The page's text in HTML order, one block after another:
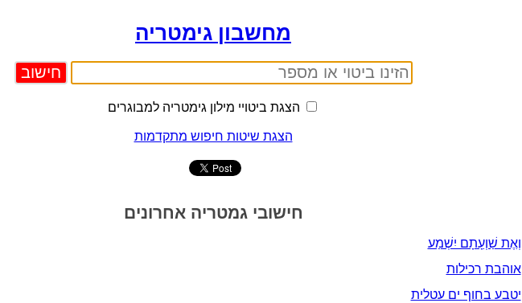
מחשבון גימטריה
הצגת ביטויי מילון גימטריה למבוגרים
הצגת שיטות חיפוש מתקדמות
חישובי גמטריה אחרונים
וְאֶת שַׁוְעָתָם יִשְׁמַע
אוהבת רכילות
יטבע בחוף ים עטלית